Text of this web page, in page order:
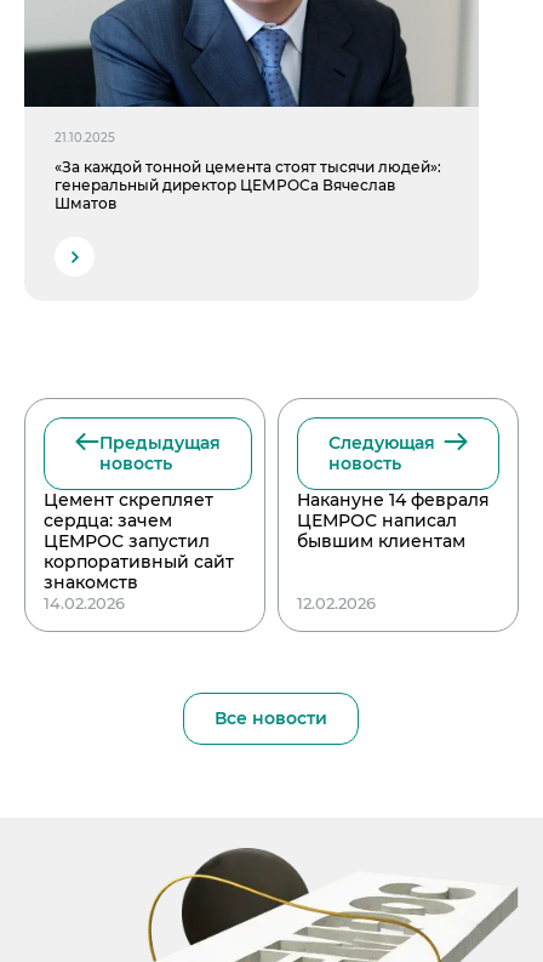
21.10.2025
«За каждой тонной цемента стоят тысячи людей»:
генеральный директор ЦЕМРОСа Вячеслав
Шматов
Предыдущая
новость
Цемент скрепляет
сердца: зачем
ЦЕМРОС запустил
корпоративный сайт
знакомств
14.02.2026
Следующая
новость
Накануне 14 февраля
ЦЕМРОС написал
бывшим клиентам
12.02.2026
Все новости